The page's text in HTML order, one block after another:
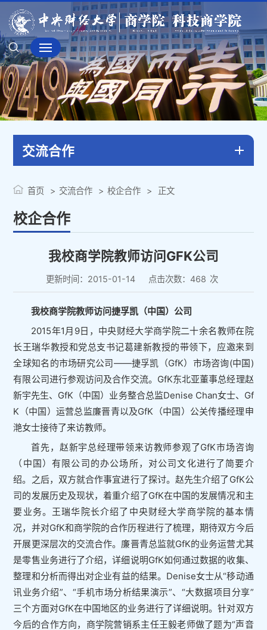
交流合作
校企合作
首页 交流合作 校企合作 正文
我校商学院教师访问GFK公司
更新时间：2015-01-14 点击次数： 468 次
我校商学院教师访问捷孚凯（中国）公司
2015年1月9日，中央财经大学商学院二十余名教师在院
长王瑞华教授和党总支书记葛建新教授的带领下，应邀来到
全球知名的市场研究公司——捷孚凯（GfK）市场咨询(中国)
有限公司进行参观访问及合作交流。GfK东北亚董事总经理赵
新宇先生、GfK（中国）业务整合总监Denise Chan女士、Gf
K（中国）运营总监廉晋青以及GfK（中国）公关传播经理申
滟女士接待了来访教师。
首先，赵新宇总经理带领来访教师参观了GfK市场咨询
（中国）有限公司的办公场所，对公司文化进行了简要介
绍。之后，双方就合作事宜进行了探讨。赵先生介绍了GfK公
司的发展历史及现状，着重介绍了GfK在中国的发展情况和主
要业务。王瑞华院长介绍了中央财经大学商学院的基本情
况，并对GfK和商学院的合作历程进行了梳理，期待双方今后
开展更深层次的交流合作。廉晋青总监就GfK的业务运营尤其
是零售业务进行了介绍，详细说明GfK如何通过数据的收集、
整理和分析而得出对企业有益的结果。Denise女士从“移动通
讯业务介绍”、“手机市场分析结果演示”、“大数据项目分享”
三个方面对GfK在中国地区的业务进行了详细说明。针对双方
今后的合作方向，商学院营销系主任王毅老师做了题为“声音